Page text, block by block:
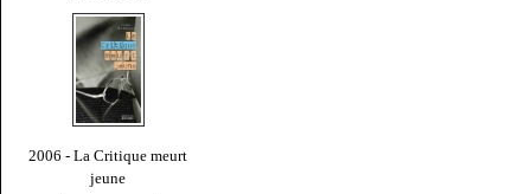
2006 - La Critique meurt
jeune